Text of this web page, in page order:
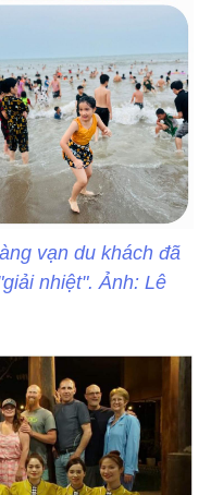
vạn du khách đã
nhiệt". Ảnh: Lê